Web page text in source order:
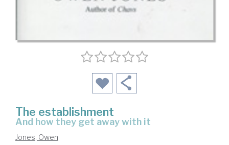
The establishment
and how they get away with it
Jones, Owen